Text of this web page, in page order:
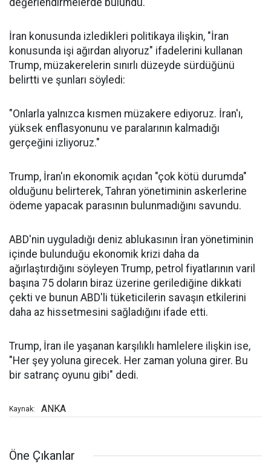
değerlendirmelerde bulundu.
İran konusunda izledikleri politikaya ilişkin, "İran
konusunda işi ağırdan alıyoruz" ifadelerini kullanan
Trump, müzakerelerin sınırlı düzeyde sürdüğünü
belirtti ve şunları söyledi:
"Onlarla yalnızca kısmen müzakere ediyoruz. İran'ı,
yüksek enflasyonunu ve paralarının kalmadığı
gerçeğini izliyoruz."
Trump, İran'ın ekonomik açıdan "çok kötü durumda"
olduğunu belirterek, Tahran yönetiminin askerlerine
ödeme yapacak parasının bulunmadığını savundu.
ABD'nin uyguladığı deniz ablukasının İran yönetiminin
içinde bulunduğu ekonomik krizi daha da
ağırlaştırdığını söyleyen Trump, petrol fiyatlarının varil
başına 75 doların biraz üzerine gerilediğine dikkati
çekti ve bunun ABD'li tüketicilerin savaşın etkilerini
daha az hissetmesini sağladığını ifade etti.
Trump, İran ile yaşanan karşılıklı hamlelere ilişkin ise,
"Her şey yoluna girecek. Her zaman yoluna girer. Bu
bir satranç oyunu gibi" dedi.
Kaynak: ANKA
Öne Çıkanlar